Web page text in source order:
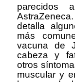
detalla
más
vacuna de
cabeza y
otros
muscular y